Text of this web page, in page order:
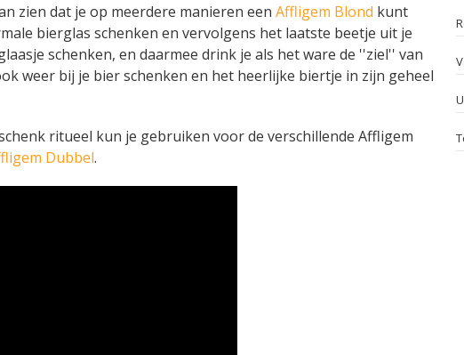
zien dat je op meerdere manieren een Affligem Blond kunt
bierglas schenken en vervolgens het laatste beetje uit je
schenken, en daarmee drink je als het ware de ''ziel'' van
weer bij je bier schenken en het heerlijke biertje in zijn geheel
ritueel kun je gebruiken voor de verschillende Affligem
Dubbel.